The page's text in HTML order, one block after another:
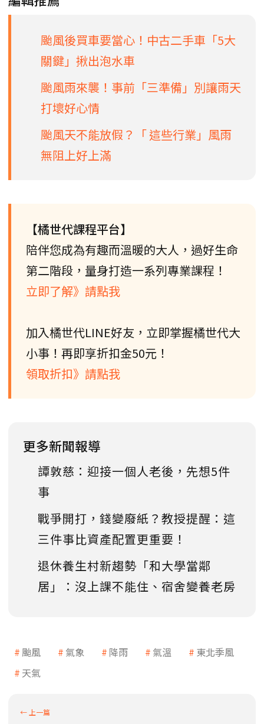
颱風後買車要當心！中古二手車「5大
關鍵」揪出泡水車
颱風雨來襲！事前「三準備」別讓雨天
打壞好心情
颱風天不能放假？「 這些行業」風雨
無阻上好上滿
【橘世代課程平台】
陪伴您成為有趣而溫暖的大人，過好生命
第二階段，量身打造一系列專業課程！
立即了解》請點我
加入橘世代LINE好友，立即掌握橘世代大
小事！再即享折扣金50元！
領取折扣》請點我
更多新聞報導
譚敦慈：迎接一個人老後，先想5件
事
戰爭開打，錢變廢紙？教授提醒：這
三件事比資產配置更重要！
退休養生村新趨勢「和大學當鄰
居」：沒上課不能住、宿舍變養老房
颱風 氣象 降雨 氣溫
東北季風
天氣